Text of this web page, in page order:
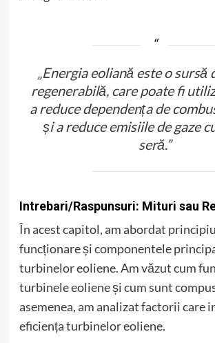
„Energia eoliană este o sursă
regenerabilă, care poate fi
a reduce dependența de
și a reduce emisiile de gaze
seră.”
Intrebari/Raspunsuri: Mituri sau
În acest capitol, am abordat
funcționare și componentele
turbinelor eoliene. Am văzut cum
turbinele eoliene și cum sunt
asemenea, am analizat factorii care
eficiența turbinelor eoliene.